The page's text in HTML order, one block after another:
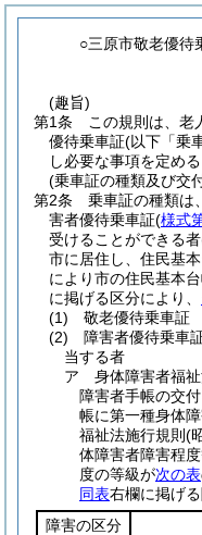
○三原市敬老優待
(趣旨)
第1条
この規則は、老
優待乗車証(以下「乗
し必要な事項を定める
(乗車証の種類及び交
第2条
乗車証の種類は
害者優待乗車証(様式
受けることができる者
市に居住し、住民基
により市の住民基本
に掲げる区分により、
(1)
敬老優待乗車証
(2)
障害者優待乗車
当する者
ア
身体障害者福
障害者手帳の交
帳に第一種身体
福祉法施行規則 (
体障害者障害程
度の等級が次の表
同表右欄に掲げ
障害の区分